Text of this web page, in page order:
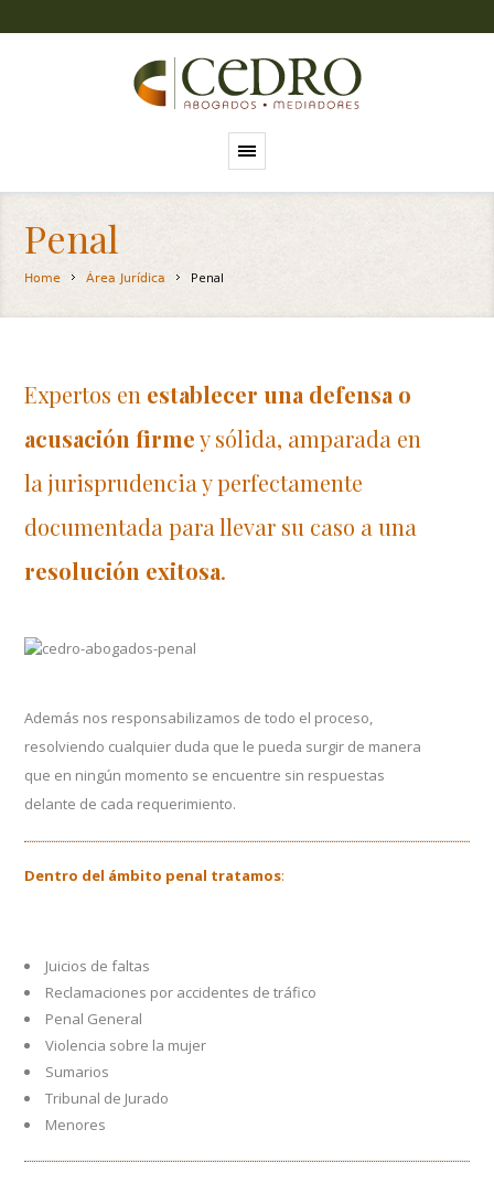
Penal
Home Área Jurídica Penal
Expertos en establecer una defensa o
acusación firmey sólida, amparada en
la jurisprudencia y perfectamente
documentada para llevar su caso a una
resolución exitosa.
Además nos responsabilizamos de todo el proceso,
resolviendo cualquier duda que le pueda surgir de manera
que en ningún momento se encuentre sin respuestas
delante de cada requerimiento.
Dentro del ámbito penal tratamos:
Juicios de faltas
Reclamaciones por accidentes de tráfico
Penal General
Violencia sobre la mujer
Sumarios
Tribunal de Jurado
Menores